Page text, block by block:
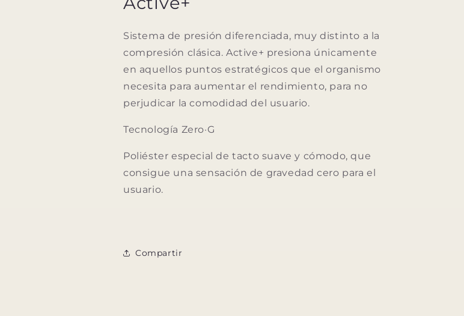
Sistema de presión diferenciada, muy distinto a la
compresión clásica. Active+ presiona únicamente
en aquellos puntos estratégicos que el organismo
necesita para aumentar el rendimiento, para no
perjudicar la comodidad del usuario.
Tecnología Zero·G
Poliéster especial de tacto suave y cómodo, que
consigue una sensación de gravedad cero para el
usuario.
Compartir